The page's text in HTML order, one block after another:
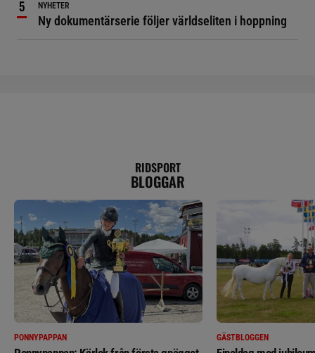
NYHETER
Ny dokumentärserie följer världseliten i hoppning
RIDSPORT
BLOGGAR
PONNYPAPPAN GÄSTBLOGGEN